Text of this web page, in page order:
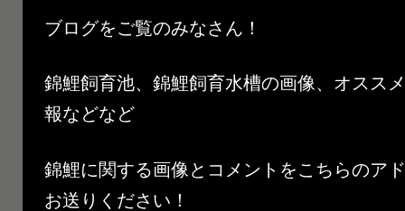
ブログをご覧のみなさん！
錦鯉飼育池、錦鯉飼育水槽の画像、オスス
報などなど
錦鯉に関する画像とコメントをこちらのア
お送りください！